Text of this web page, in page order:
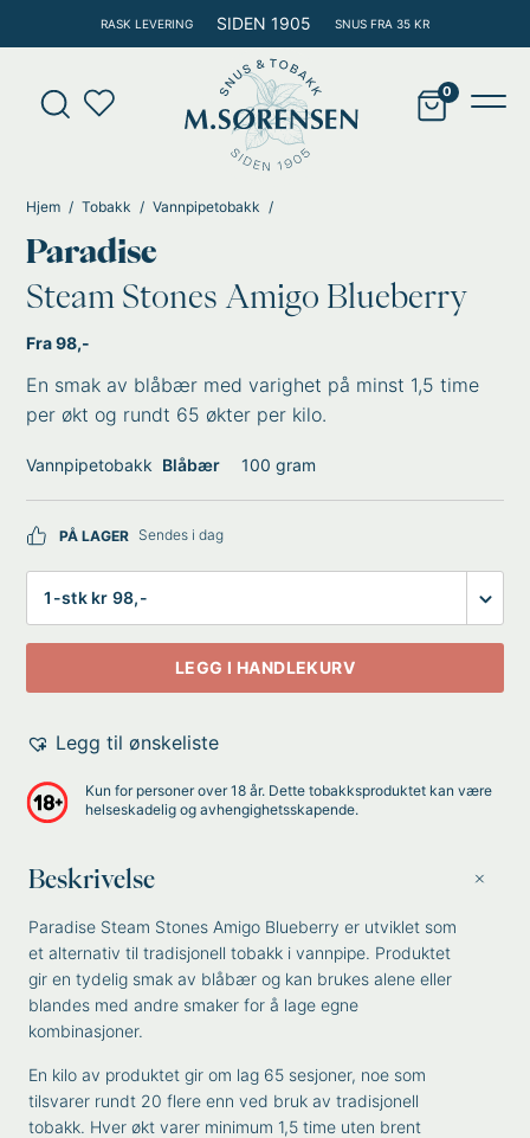
rett
innholdet
RASK LEVERING SIDEN 1905 SNUS FRA 35 KR
Products
search
Hjem Tobakk Vannpipetobakk
Paradise
Steam Stones Amigo Blueberry
Fra 98,-
En smak av blåbær med varighet på minst 1,5 time
per økt og rundt 65 økter per kilo.
Vannpipetobakk Blåbær 100 gram
PÅ LAGER Sendes i dag
LEGG I HANDLEKURV
Legg til ønskeliste
Kun for personer over 18 år. Dette tobakksproduktet kan være
helseskadelig og avhengighetsskapende.
Beskrivelse
Paradise Steam Stones Amigo Blueberry er utviklet som
et alternativ til tradisjonell tobakk i vannpipe. Produktet
gir en tydelig smak av blåbær og kan brukes alene eller
blandes med andre smaker for å lage egne
kombinasjoner.
En kilo av produktet gir om lag 65 sesjoner, noe som
tilsvarer rundt 20 flere enn ved bruk av tradisjonell
tobakk. Hver økt varer minimum 1,5 time uten brent